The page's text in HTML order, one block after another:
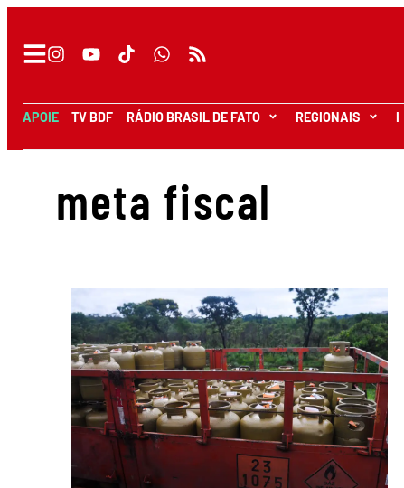
APOIE TV BDF RÁDIO BRASIL DE FATO REGIONAIS I
meta fiscal